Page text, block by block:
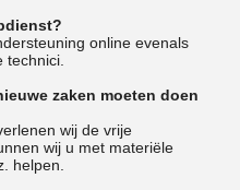
online evenals
zaken moeten doen
wij de vrije
wij u met materiële
helpen.